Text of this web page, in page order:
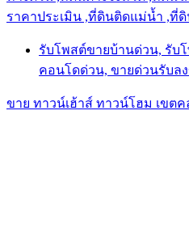
ราคาประเมิน ,ที่ดินติดแม่น้ำ ,ที่
รับโพสต์ขายบ้านด่วน, รับ
คอนโดด่วน, ขายด่วนรับล
ขาย ทาวน์เฮ้าส์ ทาวน์โฮม เขตค